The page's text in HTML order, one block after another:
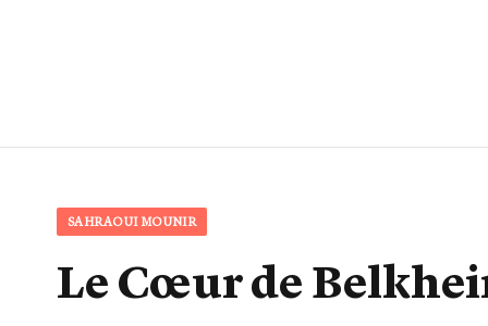
SAHRAOUI MOUNIR
Le Cœur de